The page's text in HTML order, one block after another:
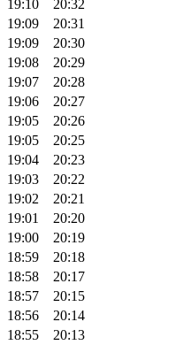
19:10
20:32
19:09
20:31
19:09
20:30
19:08
20:29
19:07
20:28
19:06
20:27
19:05
20:26
19:05
20:25
19:04
20:23
19:03
20:22
19:02
20:21
19:01
20:20
19:00
20:19
18:59
20:18
18:58
20:17
18:57
20:15
18:56
20:14
18:55 20:13